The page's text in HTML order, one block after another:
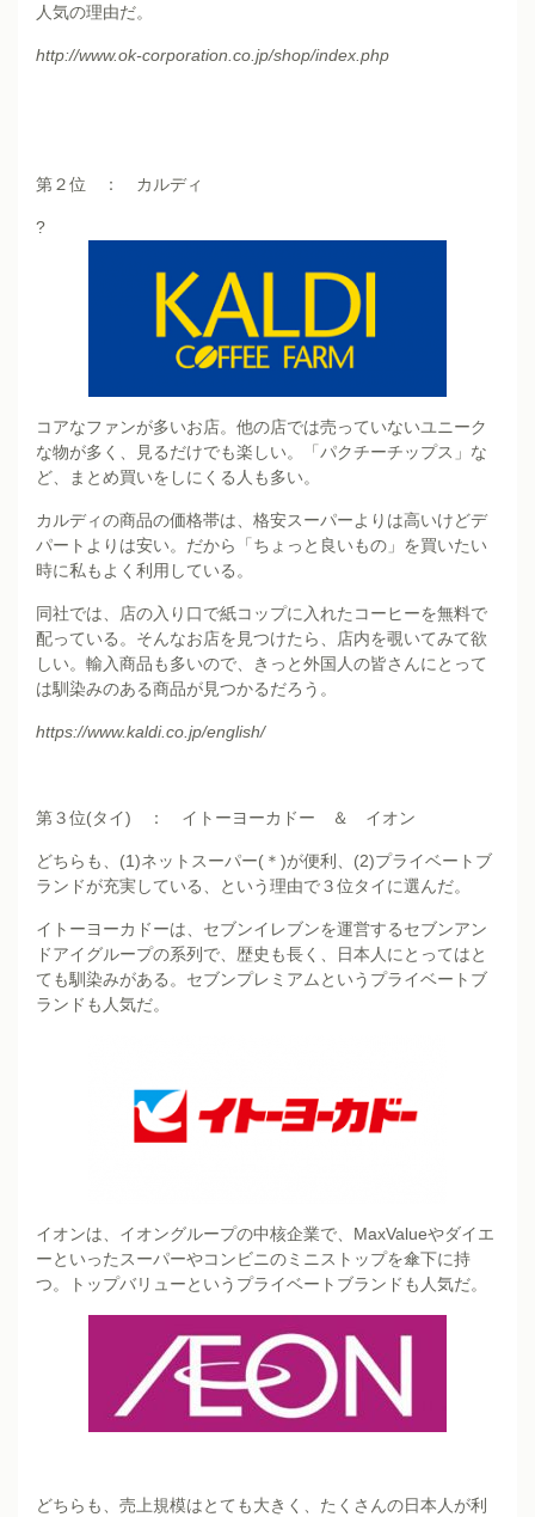
人気の理由だ。
http://www.ok-corporation.co.jp/shop/index.php
第２位 ： カルディ
?
コアなファンが多いお店。他の店では売っていないユニーク
な物が多く、見るだけでも楽しい。「パクチーチップス」な
ど、まとめ買いをしにくる人も多い。
カルディの商品の価格帯は、格安スーパーよりは高いけどデ
パートよりは安い。だから「ちょっと良いもの」を買いたい
時に私もよく利用している。
同社では、店の入り口で紙コップに入れたコーヒーを無料で
配っている。そんなお店を見つけたら、店内を覗いてみて欲
しい。輸入商品も多いので、きっと外国人の皆さんにとって
は馴染みのある商品が見つかるだろう。
https://www.kaldi.co.jp/english/
第３位(タイ) ： イトーヨーカドー ＆ イオン
どちらも、(1)ネットスーパー(＊)が便利、(2)プライベートブ
ランドが充実している、という理由で３位タイに選んだ。
イトーヨーカドーは、セブンイレブンを運営するセブンアン
ドアイグループの系列で、歴史も長く、日本人にとってはと
ても馴染みがある。セブンプレミアムというプライベートブ
ランドも人気だ。
イオンは、イオングループの中核企業で、MaxValueやダイエ
ーといったスーパーやコンビニのミニストップを傘下に持
つ。トップバリューというプライベートブランドも人気だ。
どちらも、売上規模はとても大きく、たくさんの日本人が利